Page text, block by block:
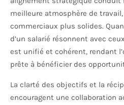
meilleure atmosphère de
commerciaux plus solides.
d’un salarié résonnent avec
est unifié et cohérent, rendant
prête à bénéficier des
La clarté des objectifs et la
encouragent une collaboration